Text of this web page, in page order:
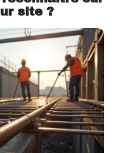
site ?